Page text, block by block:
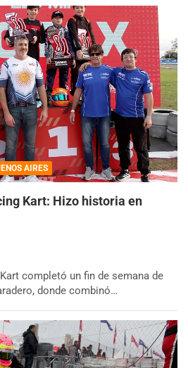
AIRES
Kart: Hizo historia en
Kart completó un fin de semana de
donde combinó…